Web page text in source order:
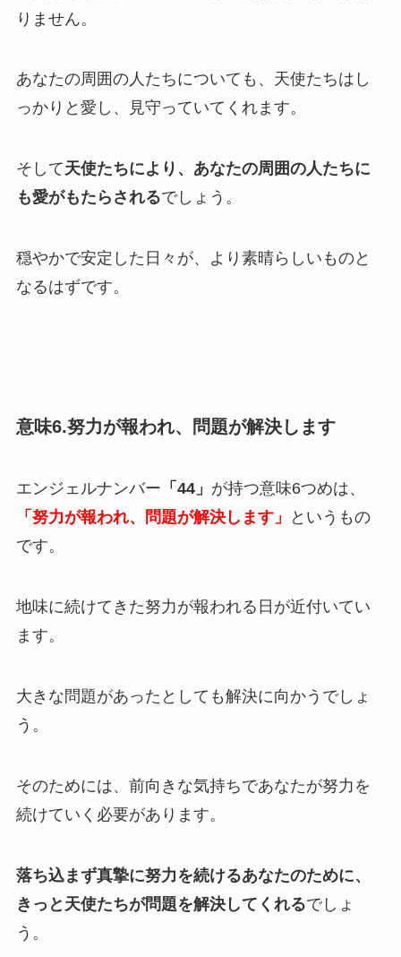
りません。
あなたの周囲の人たちについても、天使たちはし
っかりと愛し、見守っていてくれます。
そして天使たちにより、あなたの周囲の人たちに
も愛がもたらされるでしょう。
穏やかで安定した日々が、より素晴らしいものと
なるはずです。
意味6.努力が報われ、問題が解決します
エンジェルナンバー 「44」 が持つ意味6つめは、
「努力が報われ、問題が解決します」
というもの
です。
地味に続けてきた努力が報われる日が近付いてい
ます。
大きな問題があったとしても解決に向かうでしょ
う。
そのためには、前向きな気持ちであなたが努力を
続けていく必要があります。
落ち込まず真摯に努力を続けるあなたのために、
きっと天使たちが問題を解決してくれるでしょ
う。